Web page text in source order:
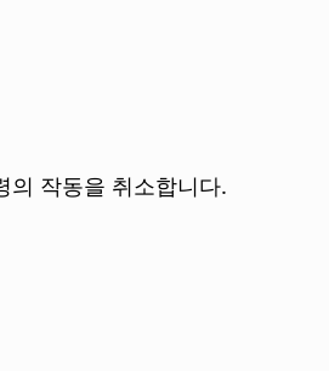
의 작동을 취소합니다.